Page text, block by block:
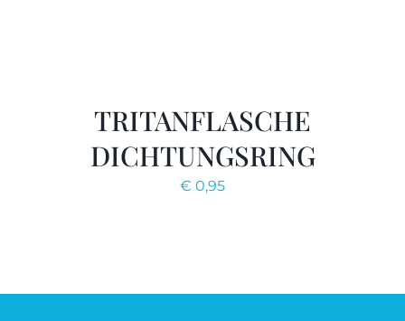
TRITANFLASCHE
DICHTUNGSRING
€ 0,95